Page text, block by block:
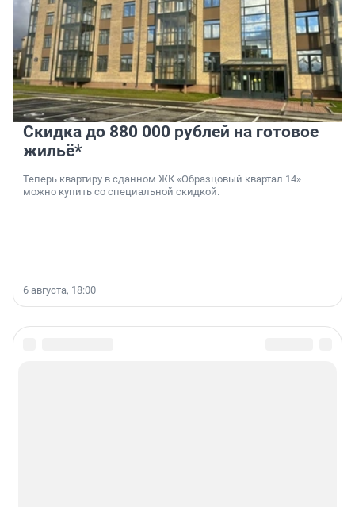
Скидка до 880 000 рублей на готовое
жильё*
Теперь квартиру в сданном ЖК «Образцовый квартал 14»
можно купить со специальной скидкой.
6 августа, 18:00